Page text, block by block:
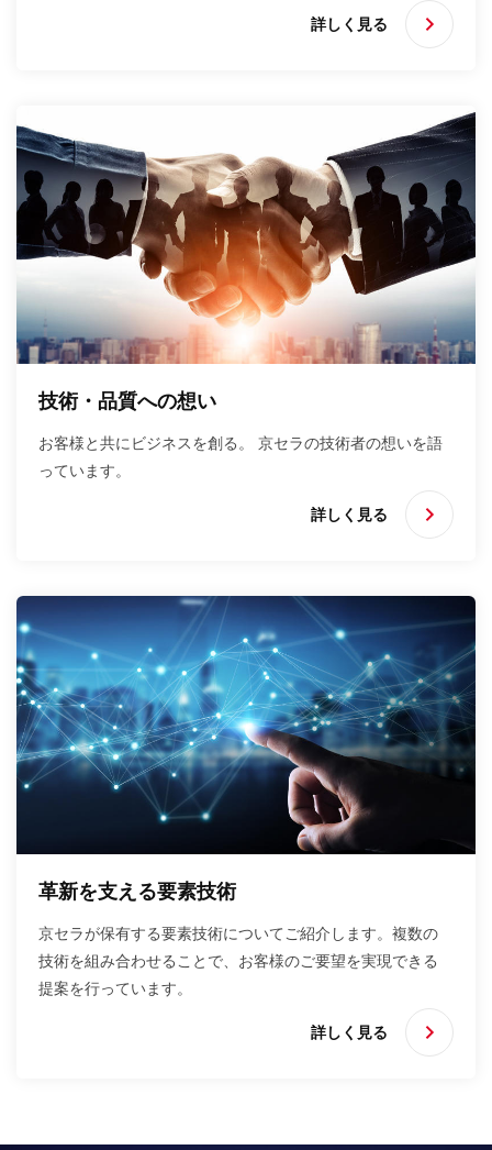
詳しく見る
技術・品質への想い
お客様と共にビジネスを創る。 京セラの技術者の想いを語
っています。
詳しく見る
革新を支える要素技術
京セラが保有する要素技術についてご紹介します。複数の
技術を組み合わせることで、お客様のご要望を実現できる
提案を行っています。
詳しく見る